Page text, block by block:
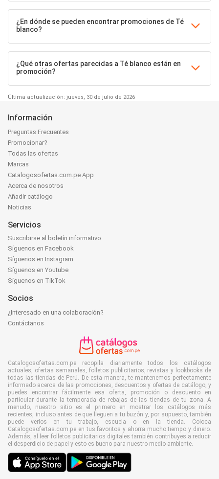
¿En dónde se pueden encontrar promociones de Té
blanco?
¿Qué otras ofertas parecidas a Té blanco están en
promoción?
Última actualización: jueves, 30 de julio de 2026
Información
Preguntas Frecuentes
Promocionar?
Todas las ofertas
Marcas
Catalogosofertas.com.pe App
Acerca de nosotros
Añadir catálogo
Noticias
Servicios
Suscribirse al boletín informativo
Síguenos en Facebook
Síguenos en Instagram
Síguenos en Youtube
Síguenos en TikTok
Socios
¿Interesado en una colaboración?
Contáctanos
Catalogosofertas.com.pe recopila diariamente todos los catálogos
actuales, ofertas semanales, folletos publicitarios, revistas y lookbooks de
todas las tiendas de Perú. De esta manera, te mantenemos perfectamente
informado acerca de las promociones, descuentos y ofertas de catálogo, y
puedes encontrar fácilmente esa oferta, promoción o descuento en
particular durante la temporada de rebajas de las tiendas de tu zona. A
menudo, nuestro sitio es el primero en mostrar los catálogos más
recientes, incluso antes de que lleguen a tu buzón y, por supuesto, también
puede verlos en tu trabajo, escuela o en la tienda. Coloca
Catalogosofertas.com.pe en tus favoritos y ahorra mucho tiempo y dinero.
Además, al leer folletos publicitarios digitales también contribuyes a reducir
el desperdicio de papel y esto es bueno para nuestro medio ambiente.